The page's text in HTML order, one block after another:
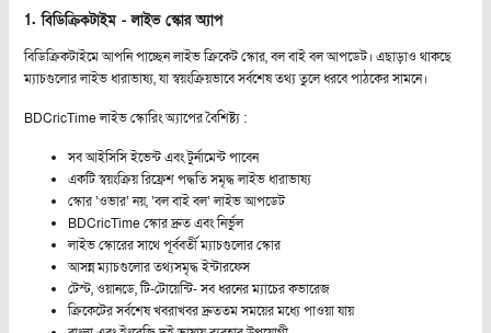
1.বিডিক্রিকটাইম - লাইভ স্কোর অ্যাপ
বিডিক্রিকটাইমে আপনি পাচ্ছেন লাইভ ক্রিকেট স্কোর, বল বাই বল আপডেট। এছাড়াও থাকছে
ম্যাচগুলোর লাইভ ধারাভাষ্য, যা স্বয়ংক্রিয়ভাবে সর্বশেষ তথ্য তুলে ধরবে পাঠকের সামনে।
BDCricTime লাইভ স্কোরিং অ্যাপের বৈশিষ্ট্য :
সব আইসিসি ইভেন্ট এবং টুর্নামেন্ট পাবেন
একটি স্বয়ংক্রিয় রিফ্রেশ পদ্ধতি সমৃদ্ধ লাইভ ধারাভাষ্য
স্কোর ‘ওভার’ নয়, ‘বল বাই বল’ লাইভ আপডেট
BDCricTime স্কোর দ্রুত এবং নির্ভুল
লাইভ স্কোরের সাথে পূর্ববর্তী ম্যাচগুলোর স্কোর
আসন্ন ম্যাচগুলোর তথ্যসমৃদ্ধ ইন্টারফেস
টেস্ট, ওয়ানডে, টি-টোয়েন্টি- সব ধরনের ম্যাচের কভারেজ
ক্রিকেটের সর্বশেষ খবরাখবর দ্রুততম সময়ের মধ্যে পাওয়া যায়